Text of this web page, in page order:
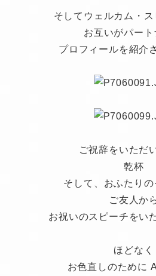
そしてウェルカム・
お互いがパート
プロフィールを紹介
ご祝辞をいただ
乾杯
そして、おふたり
ご友人か
お祝いのスピーチをい
ほどなく
お色直しのために